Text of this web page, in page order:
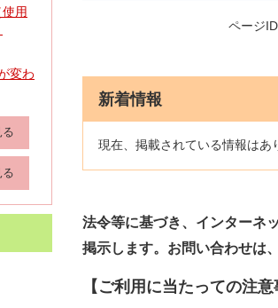
ページ
新着情報
現在、掲載されている情報はあ
法令等に基づき、インターネ
掲示します。お問い合わせは
【ご利用に当たっての注意
用
変わ